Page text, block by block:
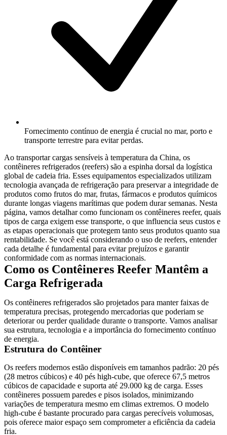
Fornecimento contínuo de energia é crucial no mar, porto e
transporte terrestre para evitar perdas.
Ao transportar cargas sensíveis à temperatura da China, os
contêineres refrigerados (reefers) são a espinha dorsal da logística
global de cadeia fria. Esses equipamentos especializados utilizam
tecnologia avançada de refrigeração para preservar a integridade de
produtos como frutos do mar, frutas, fármacos e produtos químicos
durante longas viagens marítimas que podem durar semanas. Nesta
página, vamos detalhar como funcionam os contêineres reefer, quais
tipos de carga exigem esse transporte, o que influencia seus custos e
as etapas operacionais que protegem tanto seus produtos quanto sua
rentabilidade. Se você está considerando o uso de reefers, entender
cada detalhe é fundamental para evitar prejuízos e garantir
conformidade com as normas internacionais.
Como os Contêineres Reefer Mantêm a
Carga Refrigerada
Os contêineres refrigerados são projetados para manter faixas de
temperatura precisas, protegendo mercadorias que poderiam se
deteriorar ou perder qualidade durante o transporte. Vamos analisar
sua estrutura, tecnologia e a importância do fornecimento contínuo
de energia.
Estrutura do Contêiner
Os reefers modernos estão disponíveis em tamanhos padrão: 20 pés
(28 metros cúbicos) e 40 pés high-cube, que oferece 67,5 metros
cúbicos de capacidade e suporta até 29.000 kg de carga. Esses
contêineres possuem paredes e pisos isolados, minimizando
variações de temperatura mesmo em climas extremos. O modelo
high-cube é bastante procurado para cargas perecíveis volumosas,
pois oferece maior espaço sem comprometer a eficiência da cadeia
fria.